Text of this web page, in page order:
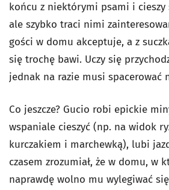
końcu z niektórymi psami i
ale szybko traci nimi
gości w domu akceptuje, a z
się trochę bawi. Uczy się
jednak na razie musi spacerować
Co jeszcze? Gucio robi epickie
wspaniale cieszyć (np. na widok
kurczakiem i marchewką), lubi
czasem zrozumiał, że w domu, w
naprawdę wolno mu wylegiwać